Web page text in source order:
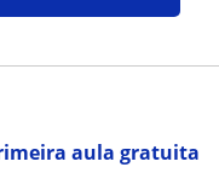
aula gratuita